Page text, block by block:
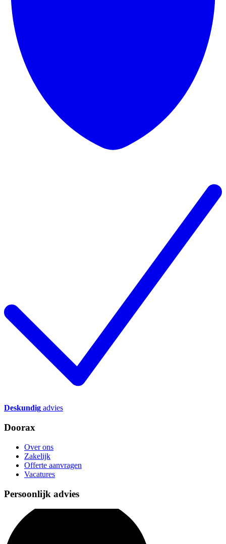
Deskundig advies
Doorax
Over ons
Zakelijk
Offerte aanvragen
Vacatures
Persoonlijk advies